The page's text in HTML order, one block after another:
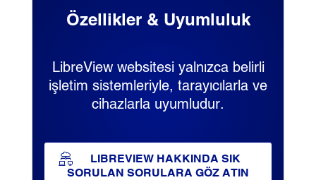
Özellikler & Uyumluluk
LibreView websitesi yalnızca belirli
işletim sistemleriyle, tarayıcılarla ve
cihazlarla uyumludur.
LIBREVIEW HAKKINDA SIK
SORULAN SORULARA GÖZ ATIN